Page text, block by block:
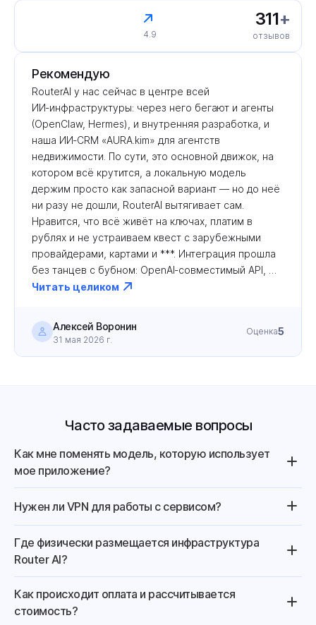
4.9
311+
отзывов
Рекомендую
RouterAI у нас сейчас в центре всей
ИИ‑инфраструктуры: через него бегают и агенты
(OpenClaw, Hermes), и внутренняя разработка, и
наша ИИ‑CRM «AURA.kim» для агентств
недвижимости. По сути, это основной движок, на
котором всё крутится, а локальную модель
держим просто как запасной вариант — но до неё
ни разу не дошли, RouterAI вытягивает сам.
Нравится, что всё живёт на ключах, платим в
рублях и не устраиваем квест с зарубежными
провайдерами, картами и ***. Интеграция прошла
без танцев с бубном: OpenAI‑совместимый API,
внятные настройки, отдельные ключи под разные
новых моделей. Список моделей прям радует:
видно, что ребята следят за актуальностью, в
фоне общего шума вокруг ИИ‑провайдеров его не
только после серии экспериментов с другими
решениями, зато когда разобрались и встроили в
«центрального узла» для всех задач с LLM.
Читать целиком
Алексей Воронин
31 мая 2026 г.
Оценка5
Часто задаваемые вопросы
Как мне поменять модель, которую использует
мое приложение?
Нужен ли VPN для работы с сервисом?
Где физически размещается инфраструктура
Router AI?
Как происходит оплата и рассчитывается
стоимость?